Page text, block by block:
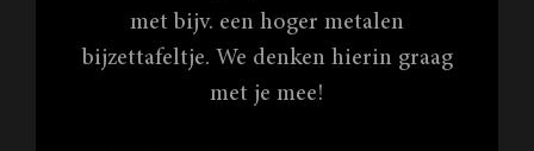
met bijv. een hoger metalen
bijzettafeltje. We denken hierin graag
met je mee!